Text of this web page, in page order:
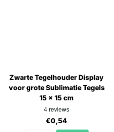
Zwarte Tegelhouder Display
voor grote Sublimatie Tegels
15 x 15 cm
4 reviews
€0,54